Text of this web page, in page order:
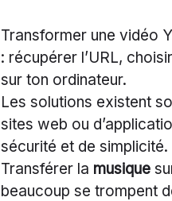
Transformer une vidéo
: récupérer l’URL,
sur ton ordinateur.
Les solutions existent
sites web ou
sécurité et de simplicité.
Transférer la musique
beaucoup se trompent